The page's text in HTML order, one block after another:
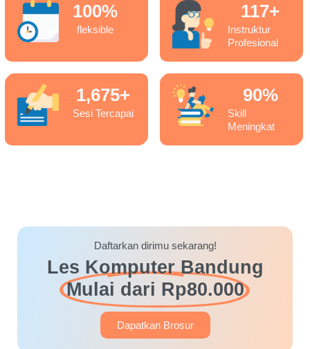
fleksible
100%
Instruktur
Profesional
117+
Sesi Tercapai
1,675+
Skill
Meningkat
90%
Daftarkan dirimu sekarang!
Les Komputer Bandung
Mulai dari Rp80.000
Dapatkan Brosur